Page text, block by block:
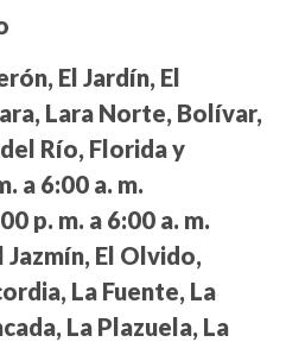
El Jardín, El
Lara Norte, Bolívar,
Río, Florida y
a 6:00 a. m.
p. m. a 6:00 a. m.
Jazmín, El Olvido,
La Fuente, La
La Plazuela, La